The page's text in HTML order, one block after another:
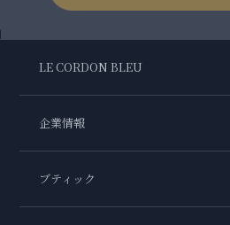
LE CORDON BLEU
企業情報
ブティック